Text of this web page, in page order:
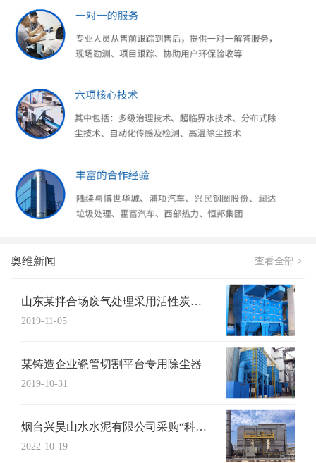
奥维新闻 查看全部 >
山东某拌合场废气处理采用活性炭吸附+UV...
2019-11-05
某铸造企业瓷管切割平台专用除尘器
2019-10-31
烟台兴昊山水水泥有限公司采购“科特猫”布...
2022-10-19